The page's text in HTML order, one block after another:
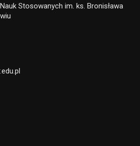
Stosowanych im. ks. Bronisława